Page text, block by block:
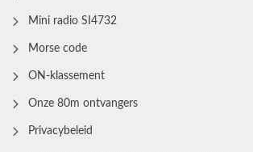
Mini radio SI4732
Morse code
ON-klassement
Onze 80m ontvangers
Privacybeleid